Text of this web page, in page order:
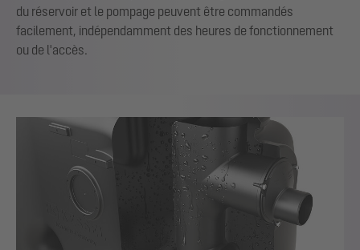
du réservoir et le pompage peuvent être commandés
facilement, indépendamment des heures de fonctionnement
ou de l'accès.